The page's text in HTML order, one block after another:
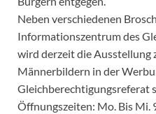
Neben verschiedenen
Informationszentrum des
wird derzeit die Ausstellung
Männerbildern in der
Gleichberechtigungsreferat
Öffnungszeiten: Mo. Bis Mi.